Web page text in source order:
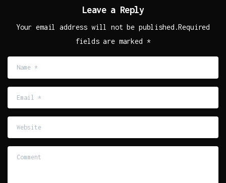
Leave a Reply
Your email address will not be published.Required
fields are marked *
*
Website